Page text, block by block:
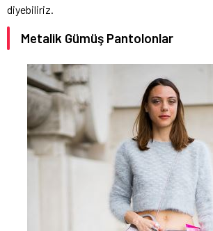
diyebiliriz.
Metalik Gümüş Pantolonlar